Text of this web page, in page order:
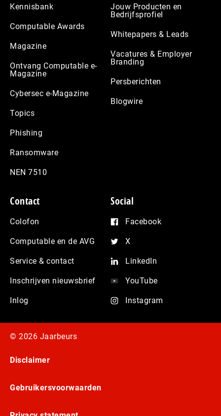
Kennisbank
Computable Awards
Magazine
Ontvang Computable e-
Magazine
Cybersec e-Magazine
Topics
Phishing
Ransomware
NEN 7510
Jouw Producten en
Bedrijfsprofiel
Whitepapers & Leads
Vacatures & Employer
Branding
Persberichten
Blogwire
Contact
Colofon
Computable en de AVG
Service & contact
Inschrijven nieuwsbrief
Inlog
Social
Facebook
X
LinkedIn
YouTube
Instagram
© 2026 Jaarbeurs
Disclaimer
Gebruikersvoorwaarden